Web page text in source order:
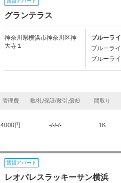
グランテラス
神奈川県横浜市神奈川区神
大寺１
ブルーラ
ブルーラ
ブルーラ
管理費 敷/礼/保証/敷引,償却 間取り
4000円 -/-/-/- 1K
賃貸アパート
レオパレスラッキーサン横浜